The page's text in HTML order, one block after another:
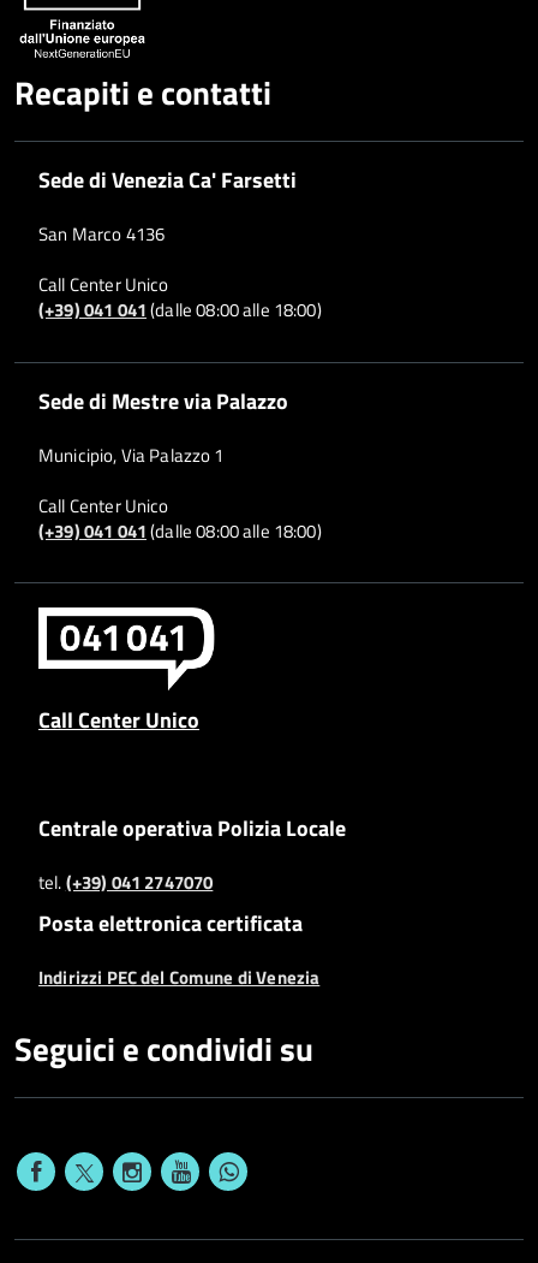
Recapiti e contatti
Sede di Venezia Ca' Farsetti
San Marco 4136
Call Center Unico
(+39) 041 041(dalle 08:00 alle 18:00)
Sede di Mestre via Palazzo
Municipio, Via Palazzo 1
Call Center Unico
(+39) 041 041(dalle 08:00 alle 18:00)
Call Center Unico
Centrale operativa Polizia Locale
tel.(+39) 041 2747070
Posta elettronica certificata
Indirizzi PEC del Comune di Venezia
Seguici e condividi su